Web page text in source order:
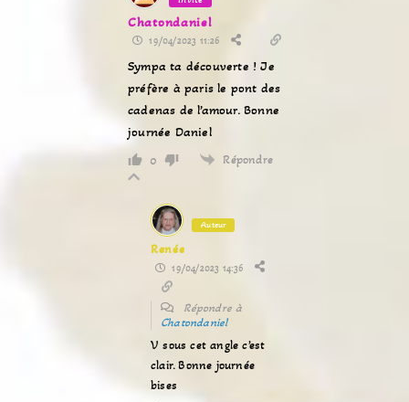
Chatondaniel
19/04/2023 11:26
Sympa ta découverte ! Je
préfère à paris le pont des
cadenas de l’amour. Bonne
journée Daniel
0 Répondre
Auteur
Renée
19/04/2023 14:36
Répondre à
Chatondaniel
V sous cet angle c’est
clair. Bonne journée
bises